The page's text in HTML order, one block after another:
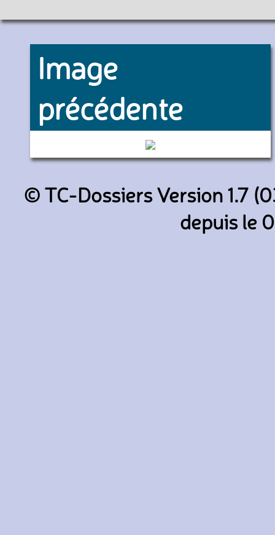
Image
précédente
2806 (RATP)
© TC-Dossiers Version 1.7
depuis le